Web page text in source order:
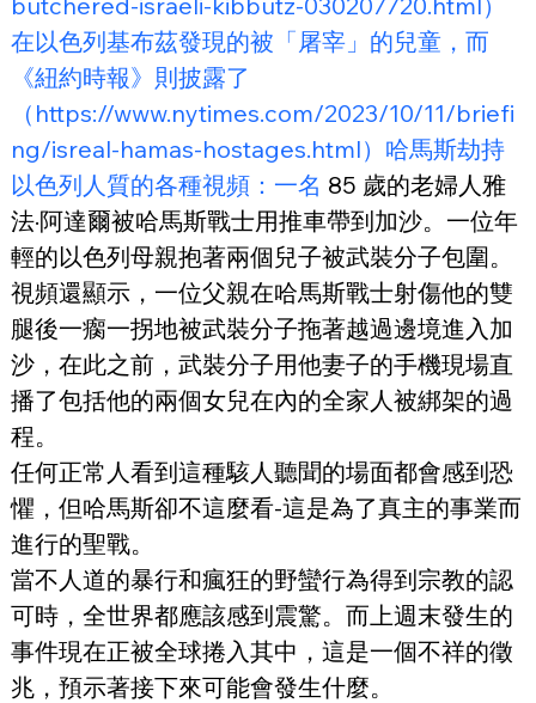
在以色列基布茲發現的被「屠宰」的兒童，而
《紐約時報》則披露了
（https://www.nytimes.com/2023/10/11/briefi
ng/isreal-hamas-hostages.html）哈馬斯劫持
以色列人質的各種視頻：一名 85 歲的老婦人雅
法·阿達爾被哈馬斯戰士用推車帶到加沙。一位年
輕的以色列母親抱著兩個兒子被武裝分子包圍。
視頻還顯示，一位父親在哈馬斯戰士射傷他的雙
腿後一瘸一拐地被武裝分子拖著越過邊境進入加
沙，在此之前，武裝分子用他妻子的手機現場直
播了包括他的兩個女兒在內的全家人被綁架的過
程。
任何正常人看到這種駭人聽聞的場面都會感到恐
懼，但哈馬斯卻不這麼看-這是為了真主的事業而
進行的聖戰。
當不人道的暴行和瘋狂的野蠻行為得到宗教的認
可時，全世界都應該感到震驚。而上週末發生的
事件現在正被全球捲入其中，這是一個不祥的徵
兆，預示著接下來可能會發生什麼。